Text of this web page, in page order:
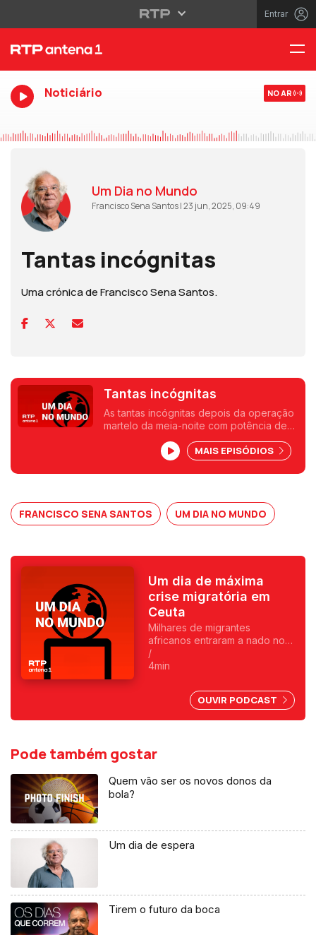
Entrar
Noticiário NO AR
Um Dia no Mundo
Francisco Sena Santos | 23 jun, 2025, 09:49
Tantas incógnitas
Uma crónica de Francisco Sena Santos.
Tantas incógnitas
As tantas incógnitas depois da operação
martelo da meia-noite com potência de
Francisco Sena Santos.MAIS EPISÓDIOS
FRANCISCO SENA SANTOS UM DIA NO MUNDO
Um dia de máxima
crise migratória em
Ceuta
Milhares de migrantes
africanos entraram a nado no
enclave espanhol. Fica
exposta uma chantagem
Ocidental. Uma crónica de
Francisco Sena Santos.
/
4min
OUVIR PODCAST
Pode também gostar
Quem vão ser os novos donos da
bola?
Um dia de espera
Tirem o futuro da boca